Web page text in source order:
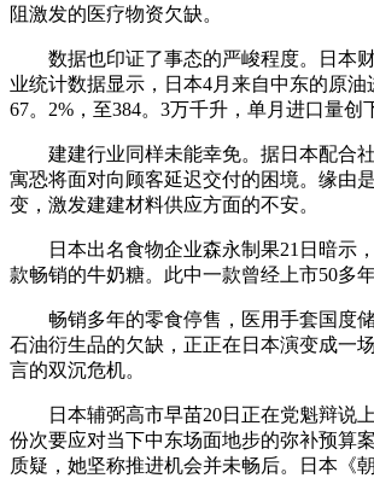
阻激发的医疗物资欠缺。
数据也印证了事态的严峻程度。日本财
业统计数据显示，日本4月来自中东的原油
67。2%，至384。3万千升，单月进口量创
建建行业同样未能幸免。据日本配合
寓恐将面对向顾客延迟交付的困境。缘由
变，激发建建材料供应方面的不安。
日本出名食物企业森永制果21日暗示
款畅销的牛奶糖。此中一款曾经上市50多年
畅销多年的零食停售，医用手套国度
石油衍生品的欠缺，正正在日本演变成一
言的双沉危机。
日本辅弼高市早苗20日正在党魁辩说
份次要应对当下中东场面地步的弥补预算
质疑，她坚称推进机会并未畅后。日本《